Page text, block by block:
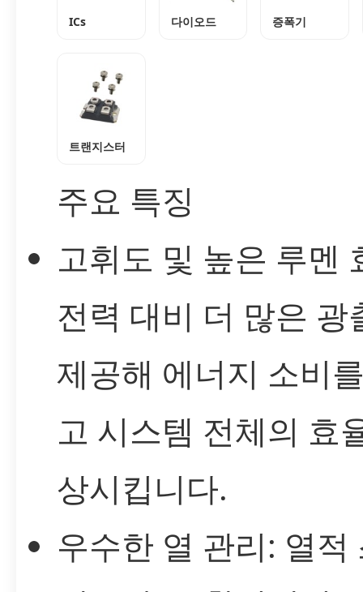
ICs 다이오드 증폭기
트랜지스터
주요 특징
고휘도 및 높은 루멘
전력 대비 더 많은 광
제공해 에너지 소비
고 시스템 전체의 효
상시킵니다.
우수한 열 관리: 열적